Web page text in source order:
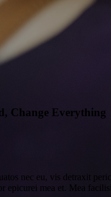
Change Everything
nec eu, vis detraxit
epicurei mea et. Mea